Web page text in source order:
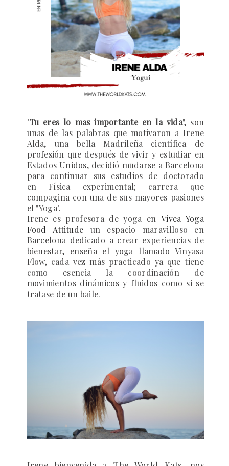
"Tu eres lo mas importante en la vida", son
unas de las palabras que motivaron a Irene
Alda, una bella Madrileña científica de
profesión que después de vivir y estudiar en
Estados Unidos, decidió mudarse a Barcelona
para continuar sus estudios de doctorado
en Física experimental; carrera que
compagina con una de sus mayores pasiones
el "Yoga".
Irene es profesora de yoga en Vivea Yoga
Food Attitude un espacio maravilloso en
Barcelona dedicado a crear experiencias de
bienestar, enseña el yoga llamado Vinyasa
Flow, cada vez más practicado ya que tiene
como esencia la coordinación de
movimientos dinámicos y fluidos como si se
tratase de un baile.